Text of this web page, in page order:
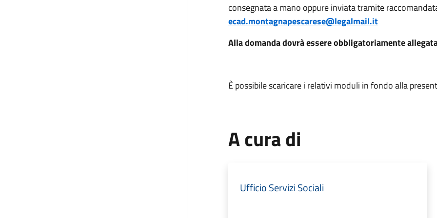
consegnata a mano oppure inviata tramite
ecad.montagnapescarese@legalmail.it
Alla domanda dovrà essere obbligatoriamente
È possibile scaricare i relativi moduli in fondo alla
A cura di
Ufficio Servizi Sociali